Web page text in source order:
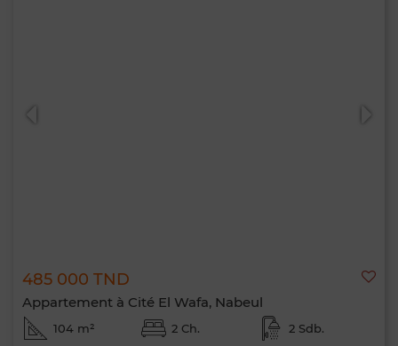
485 000 TND
Appartement à Cité El Wafa, Nabeul
104 m² 2 Ch. 2 Sdb.